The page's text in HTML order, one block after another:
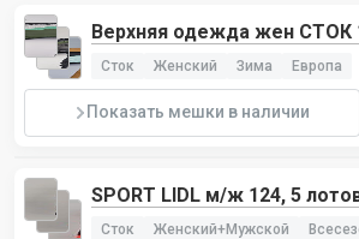
Верхняя одежда жен СТОК
Сток Женский Зима Европа
Показать мешки в наличии
SPORT LIDL м/ж 124, 5
Сток Женский+Мужской